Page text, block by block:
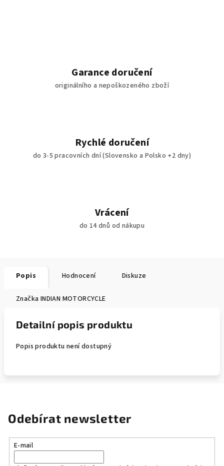
Garance doručení
originálního a nepoškozeného zboží
Rychlé doručení
do 3-5 pracovních dní (Slovensko a Polsko +2 dny)
Vrácení
do 14 dnů od nákupu
Popis Hodnocení Diskuze
Značka INDIAN MOTORCYCLE
Detailní popis produktu
Popis produktu není dostupný
Odebírat newsletter
E-mail